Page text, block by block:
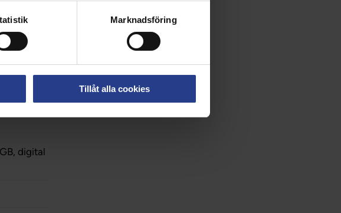
Marknadsföring
Tillåt alla cookies
digital